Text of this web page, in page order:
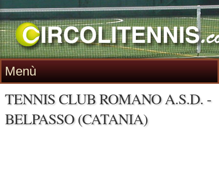
Menù
TENNIS CLUB ROMANO A.S.D. -
BELPASSO (CATANIA)